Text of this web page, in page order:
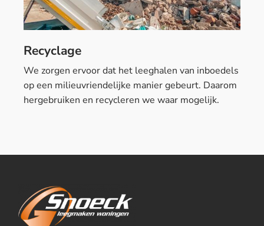
Recyclage
We zorgen ervoor dat het leeghalen van inboedels
op een milieuvriendelijke manier gebeurt. Daarom
hergebruiken en recycleren we waar mogelijk.